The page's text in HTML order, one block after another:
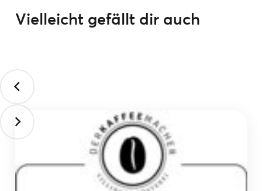
Vielleicht gefällt dir auch